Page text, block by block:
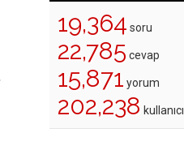
19,364 soru
22,785 cevap
15,871 yorum
202,238 kullanıcı